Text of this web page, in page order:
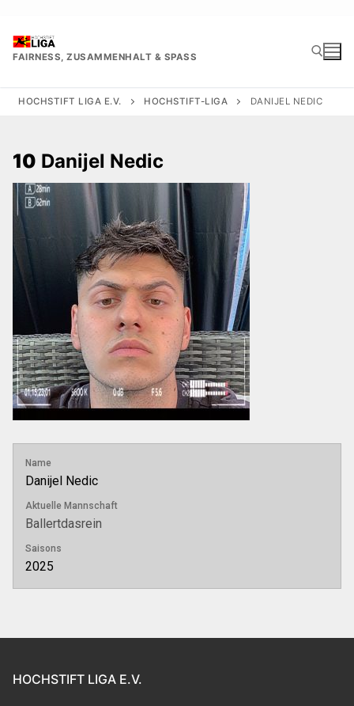
springen
FAIRNESS, ZUSAMMENHALT & SPASS
HOCHSTIFT LIGA E.V. HOCHSTIFT-LIGA DANIJEL NEDIC
10 Danijel Nedic
Name
Danijel Nedic
Aktuelle Mannschaft
Ballertdasrein
Saisons
2025
HOCHSTIFT LIGA E.V.